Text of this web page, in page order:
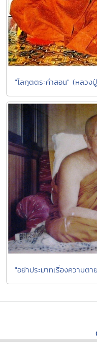
"โลกุตตระคำสอน" (หลวง
"อย่าประมาทเรื่องความต